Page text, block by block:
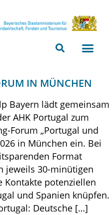
IN MÜNCHEN
Bayern lädt gemeinsam
AHK Portugal zum
Forum „Portugal und
in München ein. Bei
Format
jeweils 30-minütigen
Kontakte potenziellen
und Spanien knüpfen.
Deutsche […]